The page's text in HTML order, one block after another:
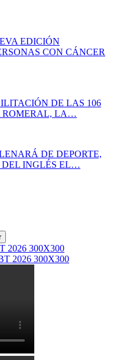
EDICIÓN
CON CÁNCER
DE LAS 106
ROMERAL, LA…
DE DEPORTE,
DEL INGLÉS EL…